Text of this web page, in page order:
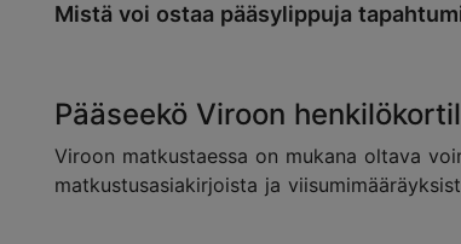
Mistä voi ostaa pääsylippuja
Pääseekö Viroon
Viroon matkustaessa on mukana oltava
matkustusasiakirjoista ja